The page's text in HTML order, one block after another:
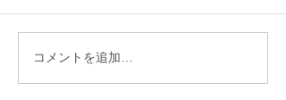
眼精疲労を鍼治療でやわ
らげる方法
コメントを追加…